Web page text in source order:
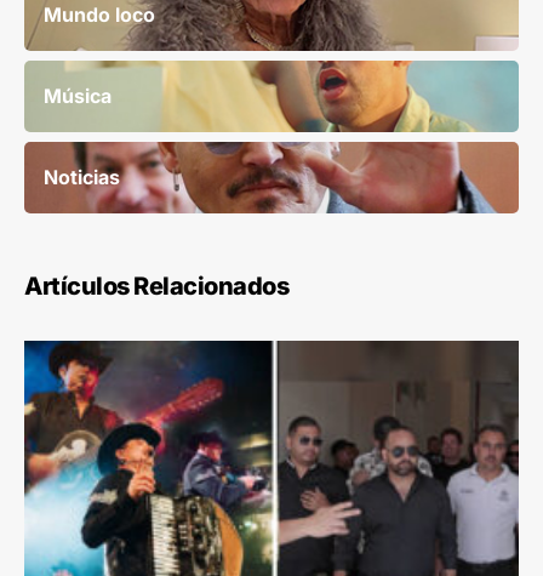
Mundo loco
Música
Noticias
Artículos Relacionados